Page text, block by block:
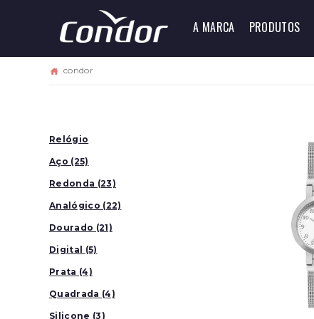
A MARCA PRODUTOS
condor
Relógio
Aço (25)
Redonda (23)
Analógico (22)
Dourado (21)
Digital (5)
Prata (4)
Quadrada (4)
Silicone (3)